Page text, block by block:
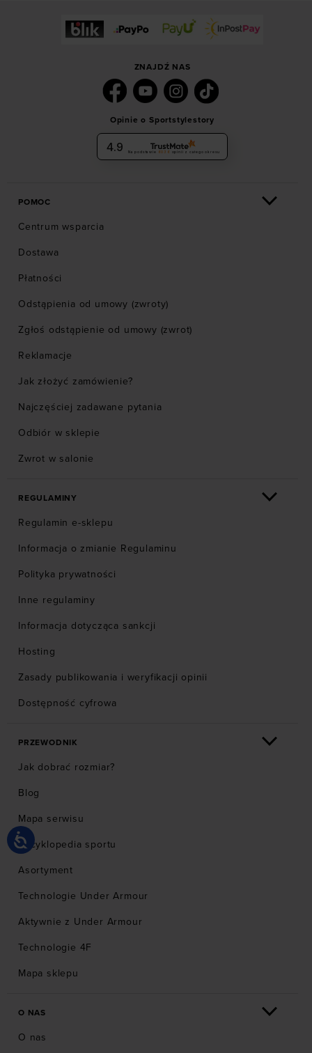
ZNAJDŹ NAS
Opinie o Sportstylestory
4.9 Na podstawie 6036 opinii z całego okresu
POMOC
Centrum wsparcia
Dostawa
Płatności
Odstąpienia od umowy (zwroty)
Zgłoś odstąpienie od umowy (zwrot)
Reklamacje
Jak złożyć zamówienie?
Najczęściej zadawane pytania
Odbiór w sklepie
Zwrot w salonie
REGULAMINY
Regulamin e-sklepu
Informacja o zmianie Regulaminu
Polityka prywatności
Inne regulaminy
Informacja dotycząca sankcji
Hosting
Zasady publikowania i weryfikacji opinii
Dostępność cyfrowa
PRZEWODNIK
Jak dobrać rozmiar?
Blog
Mapa serwisu
Encyklopedia sportu
Asortyment
Technologie Under Armour
Aktywnie z Under Armour
Technologie 4F
Mapa sklepu
O NAS
O nas